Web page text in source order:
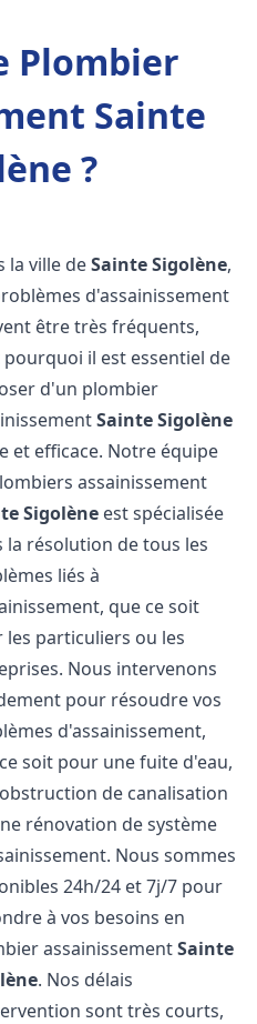
Plombier
Sainte
?
la ville deSainte Sigolène,
d'assainissement
être très fréquents,
pourquoi il est essentiel de
d'un plombier
Sainte Sigolène
et efficace. Notre équipe
assainissement
Sigolène est spécialisée
la résolution de tous les
liés à
que ce soit
les particuliers ou les
Nous intervenons
pour résoudre vos
d'assainissement,
soit pour une fuite d'eau,
de canalisation
rénovation de système
Nous sommes
24h/24 et 7j/7 pour
à vos besoins en
assainissementSainte
. Nos délais
sont très courts,